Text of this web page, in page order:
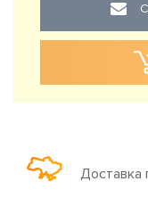
Доставка